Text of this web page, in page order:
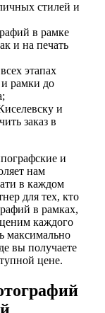
стилей и
в рамке
и на печать
этапах
и рамки до
и
заказ в
и
нам
в каждом
для тех, кто
в рамках,
каждого
максимально
вы получаете
цене.